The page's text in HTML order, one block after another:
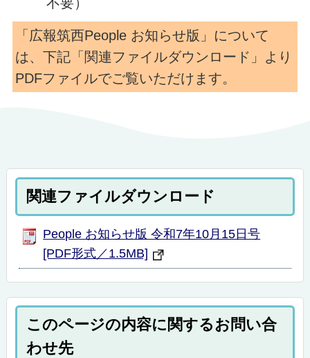
「広報筑西People お知らせ版」について
は、下記「関連ファイルダウンロード」より
PDFファイルでご覧いただけます。
関連ファイルダウンロード
People お知らせ版 令和7年10月15日号
[PDF形式／1.5MB]
このページの内容に関するお問い合
わせ先